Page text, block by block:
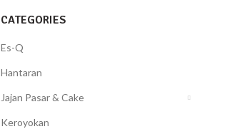
CATEGORIES
Es-Q
Hantaran
Jajan Pasar & Cake
Keroyokan